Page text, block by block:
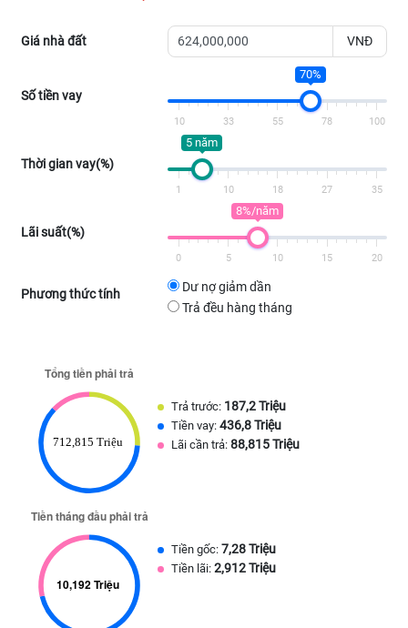
Giá nhà đất VNĐ
Số tiền vay
70%
10 33 55 78 100
Thời gian vay(%)
5 năm
1 10 18 27 35
Lãi suất(%)
8%/năm
0 5 10 15 20
Phương thức tính
Dư nợ giảm dần
Trả đều hàng tháng
Trả trước: 187,2 Triệu
Tiền vay: 436,8 Triệu
Lãi cần trả: 88,815 Triệu
Tiền gốc: 7,28 Triệu
Tiền lãi: 2,912 Triệu